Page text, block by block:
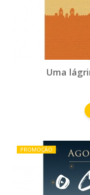
Uma
PROMOÇÃO